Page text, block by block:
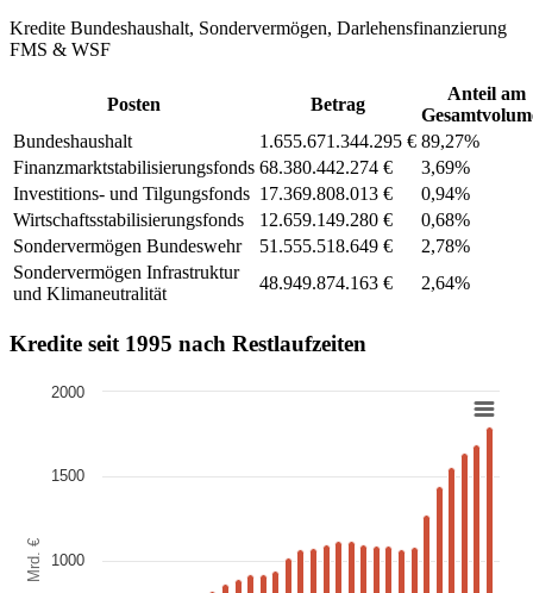
Kredite Bundeshaushalt, Sondervermögen, Darlehensfinanzierung
FMS & WSF
Posten Betrag
Anteil am
Bundeshaushalt
1.655.671.344.295 € 89,27%
Finanzmarktstabilisierungsfonds 68.380.442.274 €
3,69%
Investitions- und Tilgungsfonds 17.369.808.013 €
0,94%
Wirtschaftsstabilisierungsfonds
12.659.149.280 €
0,68%
Sondervermögen Bundeswehr
51.555.518.649 €
2,78%
Sondervermögen Infrastruktur
und Klimaneutralität
48.949.874.163 € 2,64%
Kredite seit 1995 nach Restlaufzeiten
Jahreshistorie des Schuldenstands. Der Schuldenstand ist pro Jahr
The chart has 1 X axis displaying Jahr. Data ranges from 1995-12-
The chart has 1 Y axis displaying Mrd. €. Data ranges from
Mrd. € 1000
1500
2000